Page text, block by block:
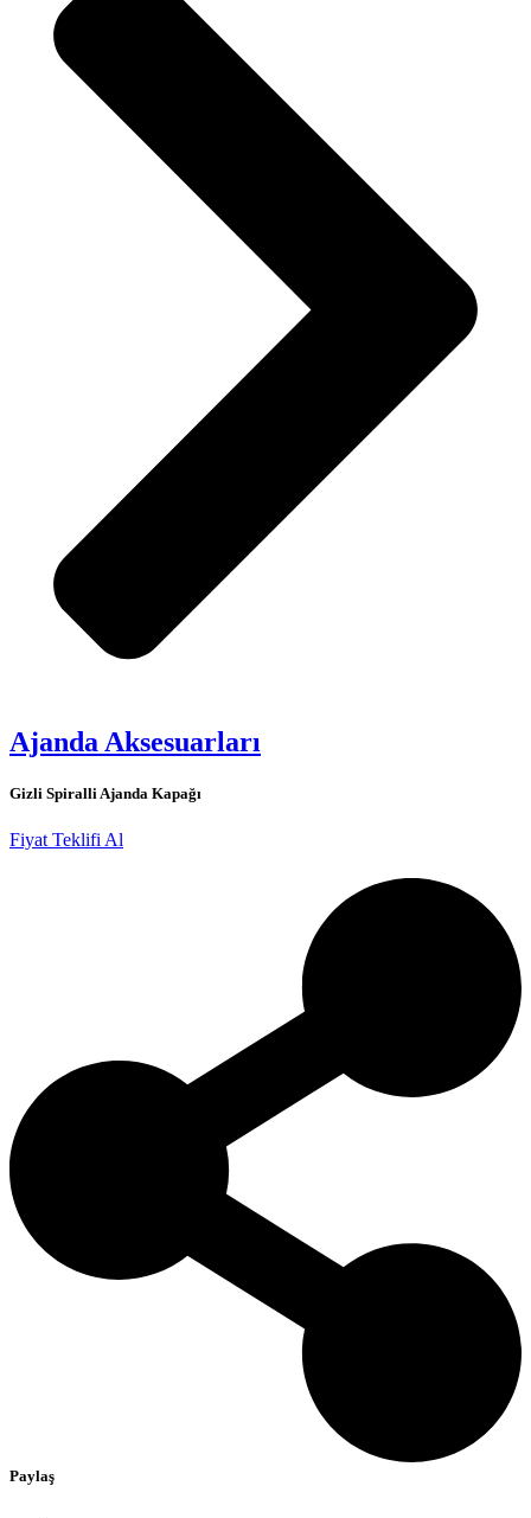
Ajanda Aksesuarları
Gizli Spiralli Ajanda Kapağı
Fiyat Teklifi Al
Paylaş